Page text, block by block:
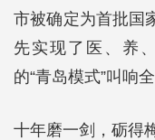
市被确定为首批国
先实现了医、养
的“青岛模式”叫响全
十年磨一剑，砺得